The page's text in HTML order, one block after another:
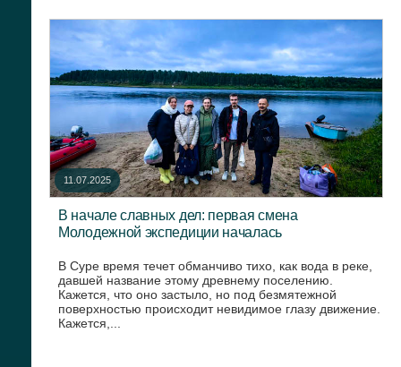
11.07.2025
В начале славных дел: первая смена
Молодежной экспедиции началась
В Суре время течет обманчиво тихо, как вода в реке,
давшей название этому древнему поселению.
Кажется, что оно застыло, но под безмятежной
поверхностью происходит невидимое глазу движение.
Кажется,...